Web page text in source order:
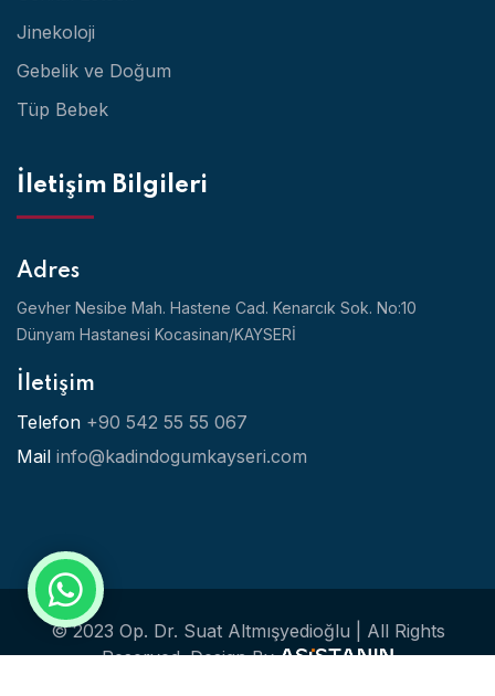
Jinekoloji
Gebelik ve Doğum
Tüp Bebek
İletişim Bilgileri
Adres
Gevher Nesibe Mah. Hastene Cad. Kenarcık Sok. No:10
Dünyam Hastanesi Kocasinan/KAYSERİ
İletişim
Telefon +90 542 55 55 067
Mail info@kadindogumkayseri.com
© 2023 Op. Dr. Suat Altmışyedioğlu | All Rights
Reserved.Design By